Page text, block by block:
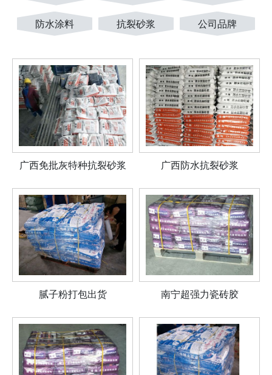
防水涂料 抗裂砂浆 公司品牌
广西免批灰特种抗裂砂浆 广西防水抗裂砂浆
腻子粉打包出货 南宁超强力瓷砖胶